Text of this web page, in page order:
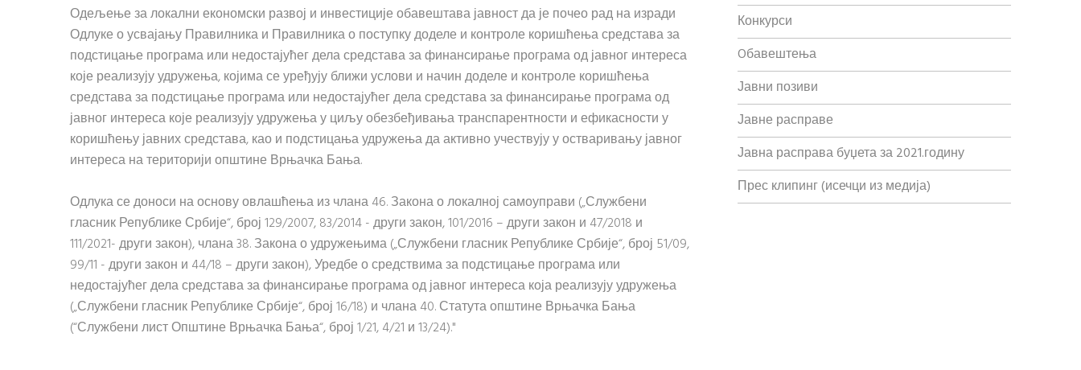
Одељење за локални економски развој и инвестиције обавештава јавност да је почео рад на изради
Одлуке о усвајању Правилника и Правилника о поступку доделе и контроле коришћења средстава за
подстицање програма или недостајућег дела средстава за финансирање програма од јавног интереса
које реализују удружења, којима се уређују ближи услови и начин доделе и контроле коришћења
средстава за подстицање програма или недостајућег дела средстава за финансирање програма од
јавног интереса које реализују удружења у циљу обезбеђивања транспарентности и ефикасности у
коришћењу јавних средстава, као и подстицања удружења да активно учествују у остваривању јавног
интереса на територији општине Врњачка Бања.
Одлука се доноси на основу овлашћења из члана 46. Закона о локалној самоуправи („Службени
гласник Републике Србије“, број 129/2007, 83/2014 - други закон, 101/2016 – други закон и 47/2018 и
111/2021- други закон), члана 38. Закона о удружењима („Службени гласник Републике Србије“, број 51/09,
99/11 - други закон и 44/18 – други закон), Уредбе о средствима за подстицање програма или
недостајућег дела средстава за финансирање програма од јавног интереса која реализују удружења
(„Службени гласник Републике Србије“, број 16/18) и члана 40. Статута општине Врњачка Бања
(“Службени лист Општине Врњачка Бања“, број 1/21, 4/21 и 13/24)."
Конкурси
Oбавештења
Јавни позиви
Јавне расправе
Јавна расправа буџета за 2021.годину
Прес клипинг (исечци из медија)